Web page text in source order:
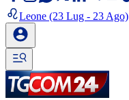
Leone (23 Lug - 23 Ago)